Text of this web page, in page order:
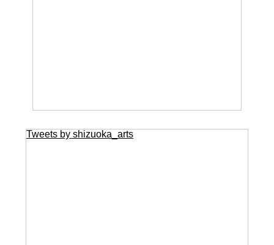
Tweets by shizuoka_arts